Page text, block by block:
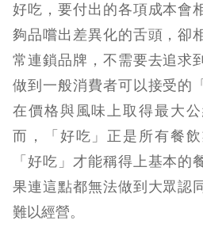
好吃，要付出的各項成本會
夠品嚐出差異化的舌頭，卻
常連鎖品牌，不需要去追求
做到一般消費者可以接受的
在價格與風味上取得最大
而，「好吃」正是所有餐
「好吃」才能稱得上基本的
果連這點都無法做到大眾認
難以經營。